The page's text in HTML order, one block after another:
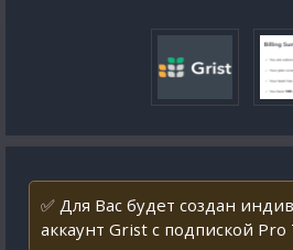
✅ Для Вас будет создан
аккаунт Grist с подпиской